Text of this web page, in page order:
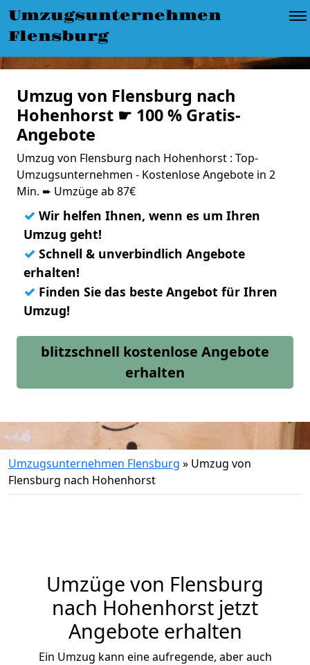
Umzugsunternehmen
Flensburg
Umzug von Flensburg nach
Hohenhorst ☛ 100 % Gratis-
Angebote
Umzug von Flensburg nach Hohenhorst : Top-
Umzugsunternehmen - Kostenlose Angebote in 2
Min. ➨ Umzüge ab 87€
✓ Wir helfen Ihnen, wenn es um Ihren
Umzug geht!
✓ Schnell & unverbindlich Angebote
erhalten!
✓ Finden Sie das beste Angebot für Ihren
Umzug!
blitzschnell kostenlose Angebote
erhalten
Umzugsunternehmen Flensburg » Umzug von
Flensburg nach Hohenhorst
Umzüge von Flensburg
nach Hohenhorst jetzt
Angebote erhalten
Ein Umzug kann eine aufregende, aber auch